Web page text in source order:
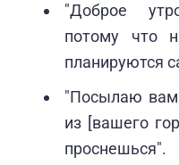
"Доброе
потому что
планируются
"Посылаю вам
из [вашего
проснешься".